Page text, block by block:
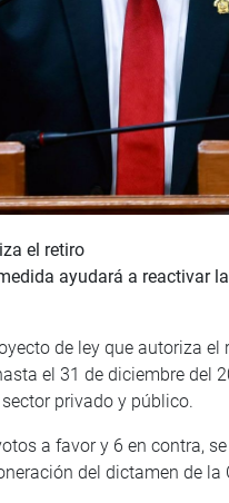
el retiro
ayudará a reactivar
de ley que autoriza el
el 31 de diciembre del
privado y público.
a favor y 6 en contra,
del dictamen de la